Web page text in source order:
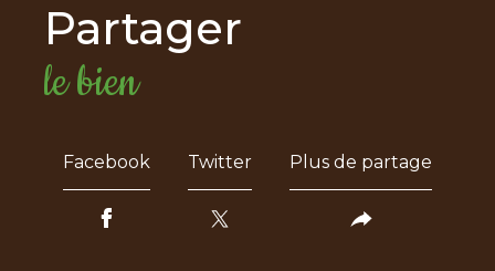
partager
le bien
Facebook Twitter Plus de partage